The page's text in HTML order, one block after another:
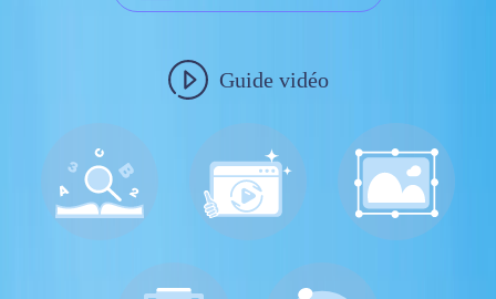
Guide vidéo